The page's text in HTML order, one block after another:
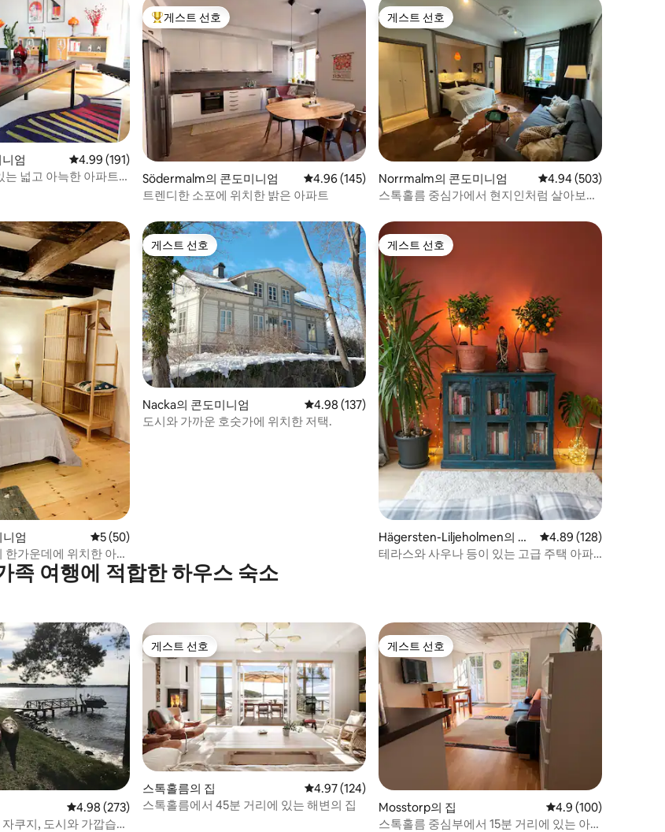
엄 평점 4.99점(5점 만점), 후기 191개
4.99 (191)
는 넓고 아늑한 아파트,
상위 게스트 선호
게스트 선호
Södermalm의 콘도미니엄 평점 4.96점(5점 만점), 후기 145개
4.96 (145)
트렌디한 소포에 위치한 밝은 아파트
게스트 선호
게스트 선호
Norrmalm의 콘도미니엄 평점 4.94점(5점 만점),
4.94 (503)
스톡홀름 중심가에서 현지인처럼 살아보세
엄 평점 5점(5점 만점), 후기 50개
5 (50)
가운데에 위치한 아늑
게스트 선호
게스트 선호
Nacka의 콘도미니엄 평점 4.98점(5점 만점), 후기 137개
4.98 (137)
도시와 가까운 호숫가에 위치한 저택.
게스트 선호
게스트 선호
Hägersten-Liljeholmen의 콘
도미니엄
평점 4.89점(5점 만점),
4.89 (128)
테라스와 사우나 등이 있는 고급 주택 아파
족 여행에 적합한 하우스 숙소
평점 4.98점(5점 만점), 후기 273개
4.98 (273)
쿠지, 도시와 가깝습니
게스트 선호
게스트 선호
스톡홀름의 집 평점 4.97점(5점 만점), 후기 124개
4.97 (124)
스톡홀름에서 45분 거리에 있는 해변의 집
게스트 선호
게스트 선호
Mosstorp의 집 평점 4.9점(5점 만점),
4.9 (100)
스톡홀름 중심부에서 15분 거리에 있는 아늑